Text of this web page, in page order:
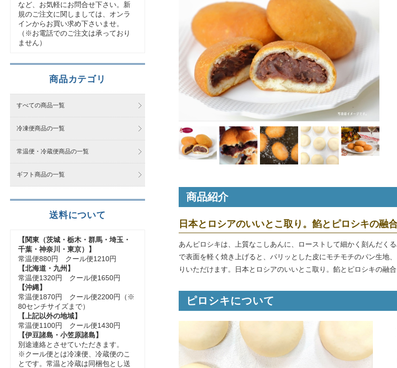
商品紹介
日本とロシアのいいとこ取り。餡とピロシキの融合
あんピロシキは、上質なこしあんに、ローストして細かく刻んだく
で表面を軽く焼き上げると、パリッとした皮にモチモチのパン生地
りいただけます。日本とロシアのいいとこ取り。餡とピロシキの融合
ピロシキについて
など、お気軽にお問合せ下さい。新
規のご注文に関しましては、オンラ
インからお買い求め下さいませ。
（※お電話でのご注文は承っており
ません）
商品カテゴリ
すべての商品一覧
冷凍便商品の一覧
常温便・冷蔵便商品の一覧
ギフト商品の一覧
送料について
【関東（茨城・栃木・群馬・埼玉・
千葉・神奈川・東京）】
常温便880円 クール便1210円
【北海道・九州】
常温便1320円 クール便1650円
【沖縄】
常温便1870円 クール便2200円（※
80センチサイズまで）
【上記以外の地域】
常温便1100円 クール便1430円
【伊豆諸島・小笠原諸島】
別途連絡とさせていただきます。
※クール便とは冷凍便、冷蔵便のこ
とです。常温と冷蔵は同梱包とし送